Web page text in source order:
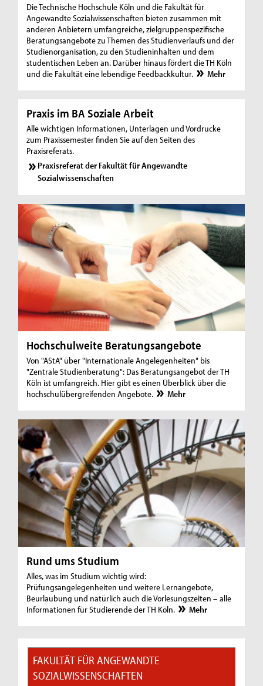
Die Technische Hochschule Köln und die Fakultät für
Angewandte Sozialwissenschaften bieten zusammen mit
anderen Anbietern umfangreiche, zielgruppenspezifische
Beratungsangebote zu Themen des Studienverlaufs und der
Studienorganisation, zu den Studieninhalten und dem
studentischen Leben an. Darüber hinaus fördert die TH Köln
und die Fakultät eine lebendige Feedbackkultur.
Mehr
Praxis im BA Soziale Arbeit
Alle wichtigen Informationen, Unterlagen und Vordrucke
zum Praxissemester finden Sie auf den Seiten des
Praxisreferats.
Praxisreferat der Fakultät für Angewandte
Sozialwissenschaften
Hochschulweite Beratungsangebote
Von "AStA" über "Internationale Angelegenheiten" bis
"Zentrale Studienberatung": Das Beratungsangebot der TH
Köln ist umfangreich. Hier gibt es einen Überblick über die
hochschulübergreifenden Angebote.
Mehr
Rund ums Studium
Alles, was im Studium wichtig wird:
Prüfungsangelegenheiten und weitere Lernangebote,
Beurlaubung und natürlich auch die Vorlesungszeiten – alle
Informationen für Studierende der TH Köln.
Mehr
FAKULTÄT FÜR ANGEWANDTE
SOZIALWISSENSCHAFTEN